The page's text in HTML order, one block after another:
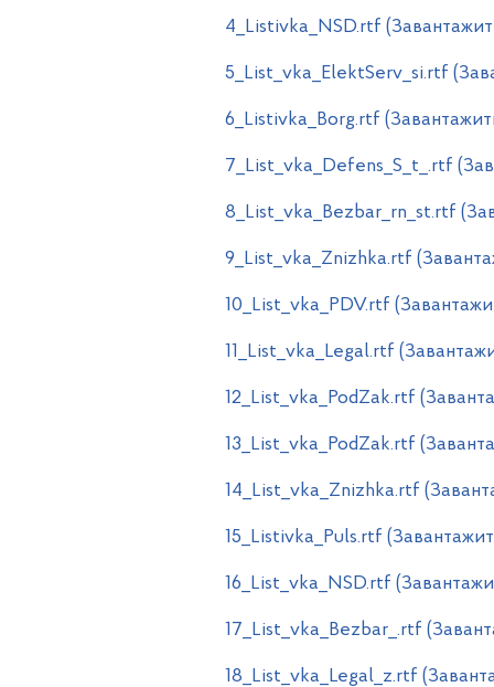
4_Listivka_NSD.rtf
5_List_vka_ElektServ_si.rtf
6_Listivka_Borg.rtf
7_List_vka_Defens_S_t_.rtf
8_List_vka_Bezbar_rn_st.rtf
9_List_vka_Znizhka.rtf
10_List_vka_PDV.rtf
11_List_vka_Legal.rtf
12_List_vka_PodZak.rtf
13_List_vka_PodZak.rtf
14_List_vka_Znizhka.rtf
15_Listivka_Puls.rtf
16_List_vka_NSD.rtf
17_List_vka_Bezbar_.rtf
18_List_vka_Legal_z.rtf